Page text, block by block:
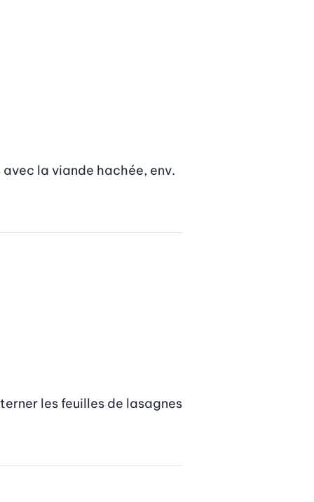
la viande hachée, env.
les feuilles de lasagnes